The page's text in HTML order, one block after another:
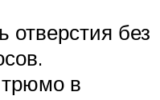
отверстия без
в